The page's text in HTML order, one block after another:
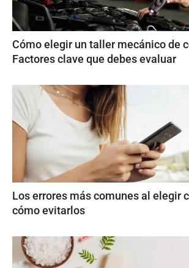
Cómo elegir un taller mecánico de
Factores clave que debes evaluar
Los errores más comunes al elegir
cómo evitarlos